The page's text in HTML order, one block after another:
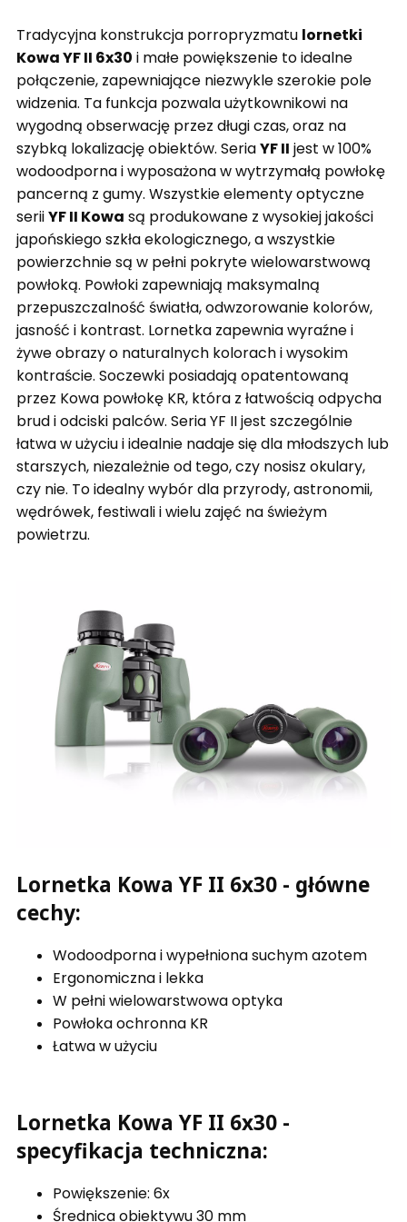
Tradycyjna konstrukcja porropryzmatu lornetki
Kowa YF II 6x30 i małe powiększenie to idealne
połączenie, zapewniające niezwykle szerokie pole
widzenia. Ta funkcja pozwala użytkownikowi na
wygodną obserwację przez długi czas, oraz na
szybką lokalizację obiektów. SeriaYF II jest w 100%
wodoodporna i wyposażona w wytrzymałą powłokę
pancerną z gumy. Wszystkie elementy optyczne
seriiYF II Kowa są produkowane z wysokiej jakości
japońskiego szkła ekologicznego, a wszystkie
powierzchnie są w pełni pokryte wielowarstwową
powłoką. Powłoki zapewniają maksymalną
przepuszczalność światła, odwzorowanie kolorów,
jasność i kontrast. Lornetka zapewnia wyraźne i
żywe obrazy o naturalnych kolorach i wysokim
kontraście. Soczewki posiadają opatentowaną
przez Kowa powłokę KR, która z łatwością odpycha
brud i odciski palców. Seria YF II jest szczególnie
łatwa w użyciu i idealnie nadaje się dla młodszych lub
starszych, niezależnie od tego, czy nosisz okulary,
czy nie. To idealny wybór dla przyrody, astronomii,
wędrówek, festiwali i wielu zajęć na świeżym
powietrzu.
Lornetka Kowa YF II 6x30 - główne
cechy:
Wodoodporna i wypełniona suchym azotem
Ergonomiczna i lekka
W pełni wielowarstwowa optyka
Powłoka ochronna KR
Łatwa w użyciu
Lornetka Kowa YF II 6x30 -
specyfikacja techniczna:
Powiększenie: 6x
Średnica obiektywu 30 mm